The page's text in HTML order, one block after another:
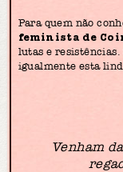
Para quem não
feminista de
lutas e
igualmente esta
Venham